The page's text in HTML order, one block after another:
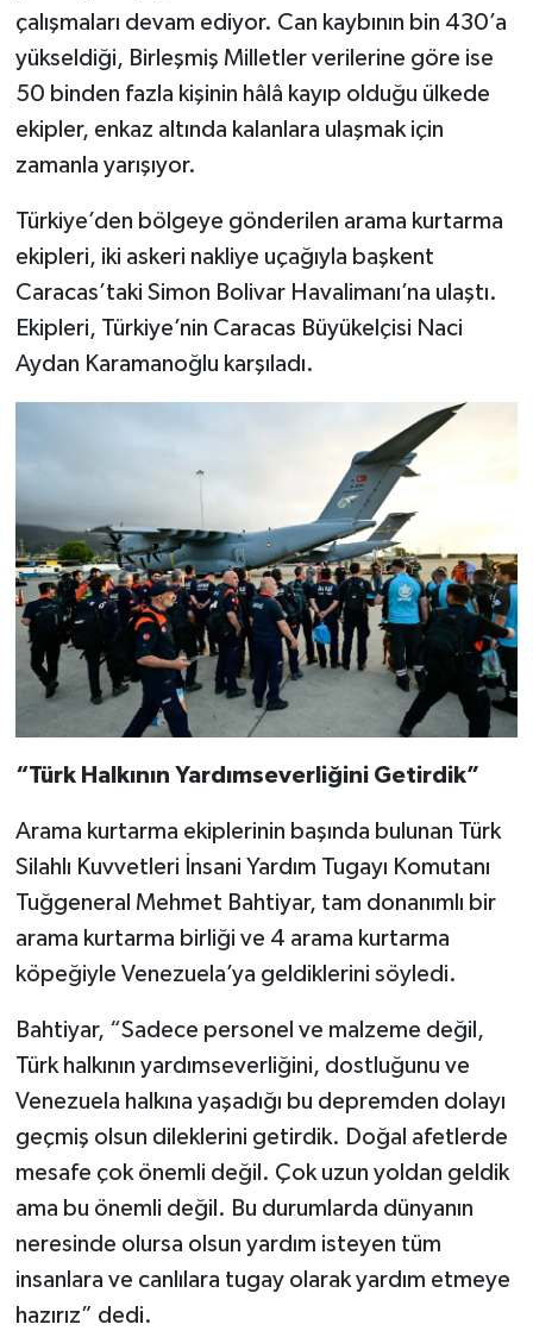
çalışmaları devam ediyor. Can kaybının bin 430’a
yükseldiği, Birleşmiş Milletler verilerine göre ise
50 binden fazla kişinin hâlâ kayıp olduğu ülkede
ekipler, enkaz altında kalanlara ulaşmak için
zamanla yarışıyor.
Türkiye’den bölgeye gönderilen arama kurtarma
ekipleri, iki askeri nakliye uçağıyla başkent
Caracas’taki Simon Bolivar Havalimanı’na ulaştı.
Ekipleri, Türkiye’nin Caracas Büyükelçisi Naci
Aydan Karamanoğlu karşıladı.
“Türk Halkının Yardımseverliğini Getirdik”
Arama kurtarma ekiplerinin başında bulunan Türk
Silahlı Kuvvetleri İnsani Yardım Tugayı Komutanı
Tuğgeneral Mehmet Bahtiyar, tam donanımlı bir
arama kurtarma birliği ve 4 arama kurtarma
köpeğiyle Venezuela’ya geldiklerini söyledi.
Bahtiyar, “Sadece personel ve malzeme değil,
Türk halkının yardımseverliğini, dostluğunu ve
Venezuela halkına yaşadığı bu depremden dolayı
geçmiş olsun dileklerini getirdik. Doğal afetlerde
mesafe çok önemli değil. Çok uzun yoldan geldik
ama bu önemli değil. Bu durumlarda dünyanın
neresinde olursa olsun yardım isteyen tüm
insanlara ve canlılara tugay olarak yardım etmeye
hazırız” dedi.